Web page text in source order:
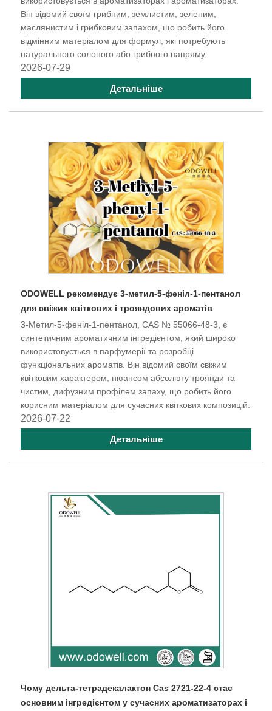
Він відомий своїм грибним, землистим, зеленим,
маслянистим і грибковим запахом, що робить його
відмінним матеріалом для формул, які потребують
натурального солоного або грибного напряму.
2026-07-29
Детальніше
ODOWELL рекомендує 3-метил-5-феніл-1-пентанол
для свіжих квіткових і трояндових ароматів
3-Метил-5-феніл-1-пентанол, CAS № 55066-48-3, є
синтетичним ароматичним інгредієнтом, який широко
використовується в парфумерії та розробці
функціональних ароматів. Він відомий своїм свіжим
квітковим характером, нюансом абсолюту троянди та
чистим, дифузним профілем запаху, що робить його
корисним матеріалом для сучасних квіткових композицій.
2026-07-22
Детальніше
Чому дельта-тетрадекалактон Cas 2721-22-4 стає
основним інгредієнтом у сучасних ароматизаторах і